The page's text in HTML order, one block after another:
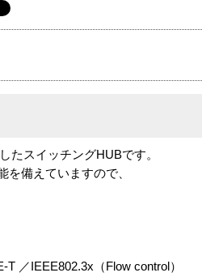
たスイッチングHUBです。
備えていますので、
／IEEE802.3x（Flow control）